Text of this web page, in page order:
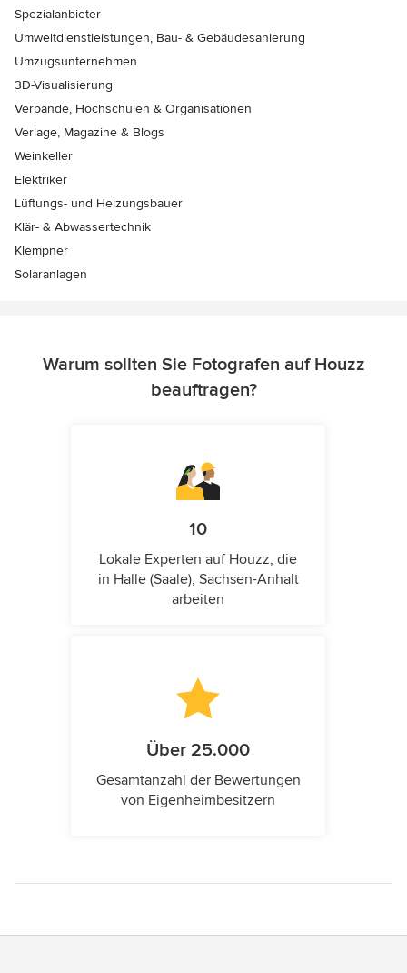
Spezialanbieter
Umweltdienstleistungen, Bau- & Gebäudesanierung
Umzugsunternehmen
3D-Visualisierung
Verbände, Hochschulen & Organisationen
Verlage, Magazine & Blogs
Weinkeller
Elektriker
Lüftungs- und Heizungsbauer
Klär- & Abwassertechnik
Klempner
Solaranlagen
Warum sollten Sie Fotografen auf Houzz
beauftragen?
10
Lokale Experten auf Houzz, die
in Halle (Saale), Sachsen-Anhalt
arbeiten
Über 25.000
Gesamtanzahl der Bewertungen
von Eigenheimbesitzern